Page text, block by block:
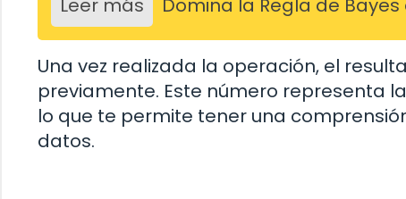
Leer más Domina la Regla de
Una vez realizada la operación, el
previamente. Este número representa
lo que te permite tener una
datos.